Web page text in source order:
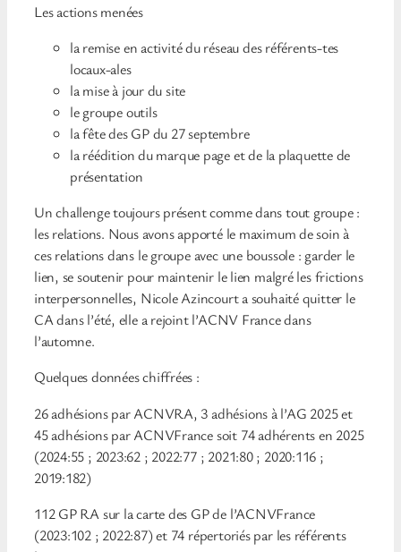
Les actions menées
la remise en activité du réseau des référents-tes
locaux-ales
la mise à jour du site
le groupe outils
la fête des GP du 27 septembre
la réédition du marque page et de la plaquette de
présentation
Un challenge toujours présent comme dans tout groupe :
les relations. Nous avons apporté le maximum de soin à
ces relations dans le groupe avec une boussole : garder le
lien, se soutenir pour maintenir le lien malgré les frictions
interpersonnelles, Nicole Azincourt a souhaité quitter le
CA dans l’été, elle a rejoint l’ACNV France dans
l’automne.
Quelques données chiffrées :
26 adhésions par ACNVRA, 3 adhésions à l’AG 2025 et
45 adhésions par ACNVFrance soit 74 adhérents en 2025
(2024:55 ; 2023:62 ; 2022:77 ; 2021:80 ; 2020:116 ;
2019:182)
112 GP RA sur la carte des GP de l’ACNVFrance
(2023:102 ; 2022:87) et 74 répertoriés par les référents